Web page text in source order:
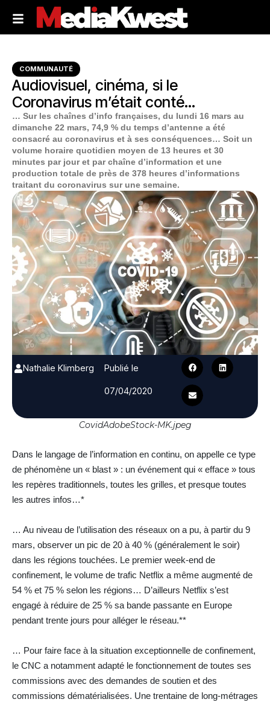
COMMUNAUTÉ
Audiovisuel, cinéma, si le
Coronavirus m’était conté…
… Sur les chaînes d’info françaises, du lundi 16 mars au
dimanche 22 mars, 74,9 % du temps d’antenne a été
consacré au coronavirus et à ses conséquences… Soit un
volume horaire quotidien moyen de 13 heures et 30
minutes par jour et par chaîne d’information et une
production totale de près de 378 heures d’informations
traitant du coronavirus sur une semaine.
Nathalie Klimberg
Publié le
07/04/2020
CovidAdobeStock-MK.jpeg
Dans le langage de l’information en continu, on appelle ce type
de phénomène un « blast » : un événement qui « efface » tous
les repères traditionnels, toutes les grilles, et presque toutes
les autres infos…*
… Au niveau de l’utilisation des réseaux on a pu, à partir du 9
mars, observer un pic de 20 à 40 % (généralement le soir)
dans les régions touchées. Le premier week-end de
confinement, le volume de trafic Netflix a même augmenté de
54 % et 75 % selon les régions… D’ailleurs Netflix s’est
engagé à réduire de 25 % sa bande passante en Europe
pendant trente jours pour alléger le réseau.**
… Pour faire face à la situation exceptionnelle de confinement,
le CNC a notamment adapté le fonctionnement de toutes ses
commissions avec des demandes de soutien et des
commissions dématérialisées. Une trentaine de long-métrages